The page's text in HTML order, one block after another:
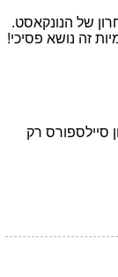
של הנונקאסט.
זה נושא פסיכי!
סיילספורס רק